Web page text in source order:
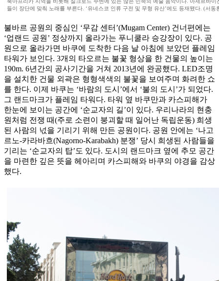
들이 장단에 맞춰 노래를 부른다. ‘유네스코 인류 구전 및 무형 유산’에도 등재됐다. (서동
불바르 공원의 중심인 ‘무감 센터’(Mugam Center) 건너편에는
‘업랜드 공원’ 정상까지 올라가는 푸니쿨라 승강장이 있다. 공
원으로 올라가면 바쿠에 도착한 다음 날 아침에 보았던 플레임
타워가 보인다. 3개의 타오르는 불꽃 형상을 한 건물의 높이는
190m. 6년간의 공사기간을 거쳐 2013년에 완공했다. LED조명
을 설치한 건물 외곽은 형형색색의 불꽃을 보여주며 화려한 쇼
를 한다. 이제 바쿠는 ‘바람의 도시’에서 ‘불의 도시’가 되었다.
그 랜드마크가 플레임 타워다. 타워 옆 바쿠만과 카스피해가
한눈에 보이는 공간에 ‘순교자의 길’이 있다. 우리나라의 현충
원처럼 전쟁 때(주로 소련이 붕괴할 때 일어난 독립운동) 희생
된 사람의 넋을 기리기 위해 만든 공원이다. 공원 안에는 ‘나고
르노-카라바흐(Nagorno-Karabakh) 분쟁’ 당시 희생된 사람들을
기리는 ‘순교자의 탑’도 있다. 도시의 랜드마크 옆에 추모 공간
을 마련한 깊은 뜻을 헤아리며 카스피해와 바쿠의 야경을 감상
했다.